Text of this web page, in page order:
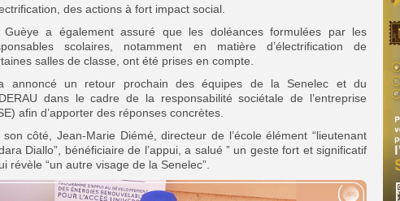
des actions à fort impact social.
Guèye a également assuré que les doléances formulées par les
scolaires, notamment en matière d’électrification de
salles de classe, ont été prises en compte.
annoncé un retour prochain des équipes de la Senelec et du
dans le cadre de la responsabilité sociétale de l’entreprise
afin d’apporter des réponses concrètes.
son côté, Jean-Marie Diémé, directeur de l’école élément “lieutenant
Diallo”, bénéficiaire de l’appui, a salué ” un geste fort et significatif
révèle “un autre visage de la Senelec”.